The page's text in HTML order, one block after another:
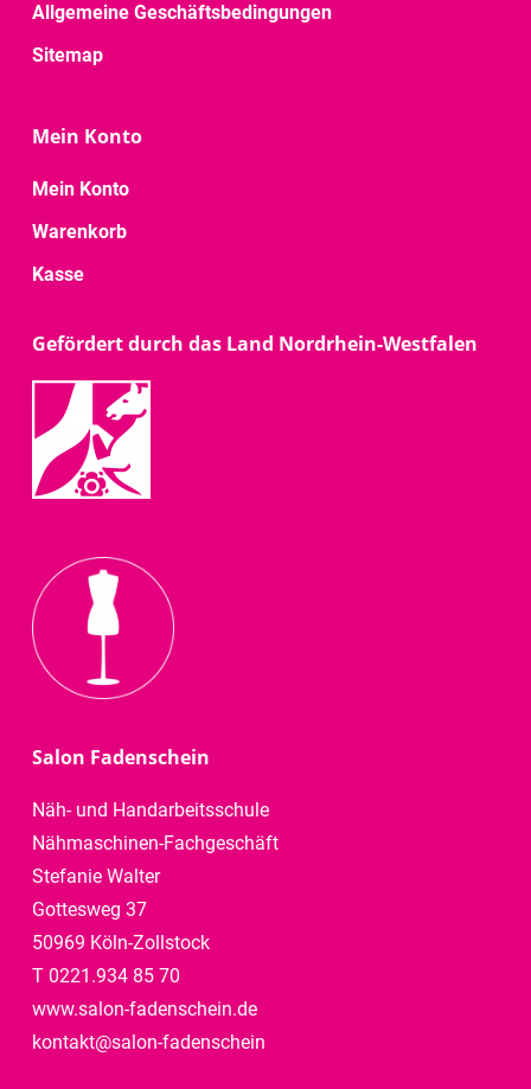
Allgemeine Geschäftsbedingungen
Sitemap
Mein Konto
Mein Konto
Warenkorb
Kasse
Gefördert durch das Land Nordrhein-Westfalen
Salon Fadenschein
Näh- und Handarbeitsschule
Nähmaschinen-Fachgeschäft
Stefanie Walter
Gottesweg 37
50969 Köln-Zollstock
T 0221.934 85 70
www.salon-fadenschein.de
kontakt@salon-fadenschein